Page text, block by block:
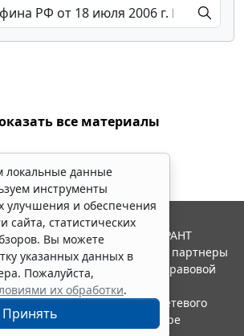
все материалы
данные
инструменты
улучшения и обеспечения
сайта, статистических
Вы можете
указанных данных в
Пожалуйста,
их обработки.
Принять
СЕРВИС", 2026. Система ГАРАНТ
года. Компания "Гарант" и ее партнеры
Российской ассоциации правовой
в качестве сетевого
службой по надзору в сфере